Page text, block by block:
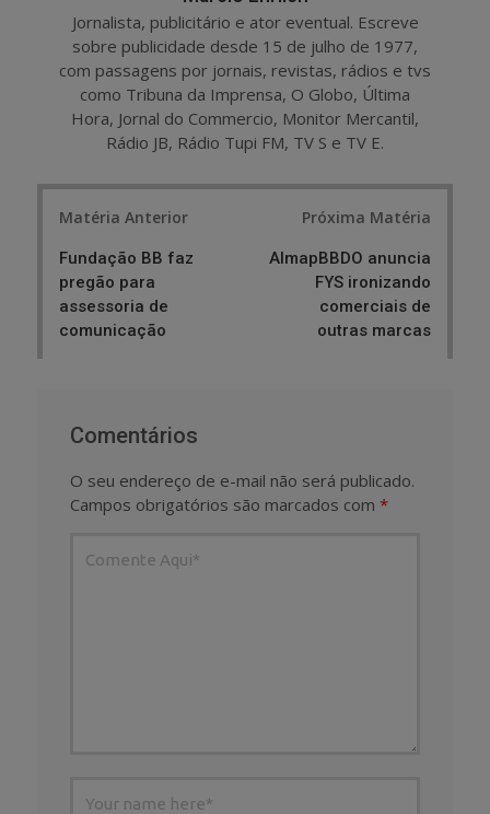
Jornalista, publicitário e ator eventual. Escreve
sobre publicidade desde 15 de julho de 1977,
com passagens por jornais, revistas, rádios e tvs
como Tribuna da Imprensa, O Globo, Última
Hora, Jornal do Commercio, Monitor Mercantil,
Rádio JB, Rádio Tupi FM, TV S e TV E.
Matéria Anterior
Fundação BB faz
pregão para
assessoria de
comunicação
Próxima Matéria
AlmapBBDO anuncia
FYS ironizando
comerciais de
outras marcas
Comentários
O seu endereço de e-mail não será publicado.
Campos obrigatórios são marcados com *